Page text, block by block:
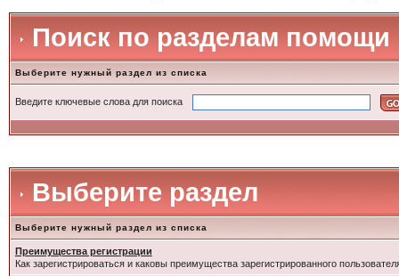
Поиск по разделам помощи
Выберите нужный раздел из списка
Введите ключевые слова для поиска
Выберите раздел
Выберите нужный раздел из списка
Преимущества регистрации
Как зарегистрироваться и каковы преимущества зарегистрированного